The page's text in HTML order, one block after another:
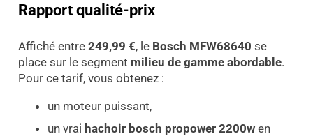
Rapport qualité-prix
Affiché entre 249,99 €, le Bosch MFW68640 se
place sur le segment milieu de gamme abordable.
Pour ce tarif, vous obtenez :
un moteur puissant,
un vrai hachoir bosch propower 2200w en